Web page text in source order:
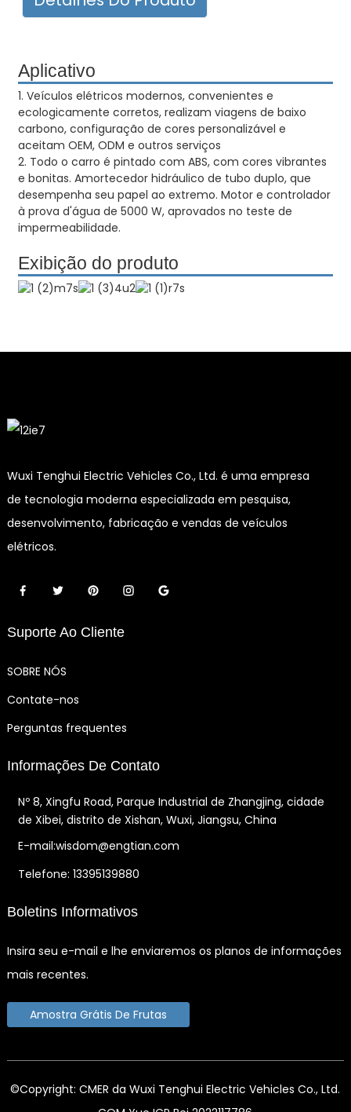
Aplicativo
1. Veículos elétricos modernos, convenientes e
ecologicamente corretos, realizam viagens de baixo
carbono, configuração de cores personalizável e
aceitam OEM, ODM e outros serviços
2. Todo o carro é pintado com ABS, com cores vibrantes
e bonitas. Amortecedor hidráulico de tubo duplo, que
desempenha seu papel ao extremo. Motor e controlador
à prova d'água de 5000 W, aprovados no teste de
impermeabilidade.
Exibição do produto
Wuxi Tenghui Electric Vehicles Co., Ltd. é uma empresa
de tecnologia moderna especializada em pesquisa,
desenvolvimento, fabricação e vendas de veículos
elétricos.
Suporte Ao Cliente
SOBRE NÓS
Contate-nos
Perguntas frequentes
Informações De Contato
Nº 8, Xingfu Road, Parque Industrial de Zhangjing, cidade
de Xibei, distrito de Xishan, Wuxi, Jiangsu, China
E-mail:wisdom@engtian.com
Telefone: 13395139880
Boletins Informativos
Insira seu e-mail e lhe enviaremos os planos de informações
mais recentes.
Amostra Grátis De Frutas
©Copyright: CMER da Wuxi Tenghui Electric Vehicles Co., Ltd.